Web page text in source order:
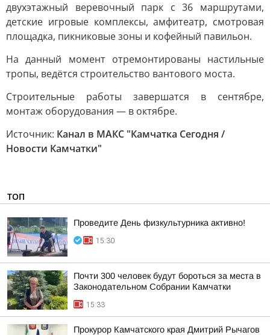
двухэтажный веревочный парк с 36 маршрутами,
детские игровые комплексы, амфитеатр, смотровая
площадка, пикниковые зоны и кофейный павильон.
На данный момент отремонтированы настильные
тропы, ведётся строительство вантового моста.
Строительные работы завершатся в сентябре,
монтаж оборудования — в октябре.
Источник: Канал в МАКС "Камчатка Сегодня /
Новости Камчатки"
ТОП
Проведите День физкультурника активно!
15:30
Почти 300 человек будут бороться за места в
Законодательном Собрании Камчатки
15:33
Прокурор Камчатского края Дмитрий Рычагов